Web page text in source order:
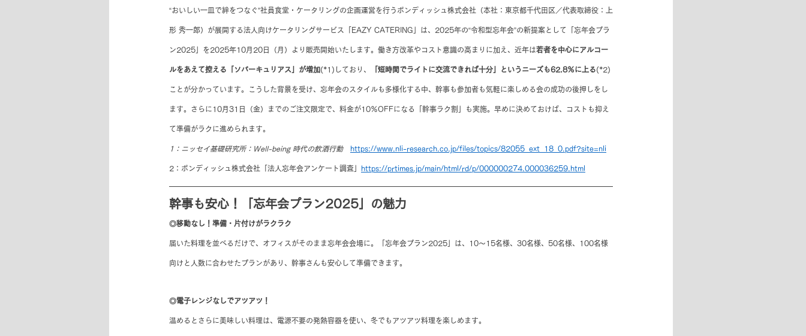
“おいしい一皿で絆をつなぐ”社員食堂・ケータリングの企画運営を行うボンディッシュ株式会社（本社：東京都千代田区／代表取締役：上
形 秀一郎）が展開する法人向けケータリングサービス「EAZY CATERING」は、2025年の“令和型忘年会”の新提案として「忘年会プラ
ン2025」を2025年10月20日（月）より販売開始いたします。働き方改革やコスト意識の高まりに加え、近年は若者を中心にアルコー
ルをあえて控える「ソバーキュリアス」が増加 (*1)しており、 「短時間でライトに交流できれば十分」というニーズも62.8％に上る(*2)
ことが分かっています。こうした背景を受け、忘年会のスタイルも多様化する中、幹事も参加者も気軽に楽しめる会の成功の後押しをし
ます。さらに10月31日（金）までのご注文限定で、料金が10％OFFになる「幹事ラク割」も実施。早めに決めておけば、コストも抑え
て準備がラクに進められます。
1：ニッセイ基礎研究所：Well-being 時代の飲酒行動 https://www.nli-research.co.jp/files/topics/82055_ext_18_0.pdf?site=nli
2：ボンディッシュ株式会社「法人忘年会アンケート調査」 https://prtimes.jp/main/html/rd/p/000000274.000036259.html
幹事も安心！「忘年会プラン2025」の魅力
◎移動なし！準備・片付けがラクラク
届いた料理を並べるだけで、オフィスがそのまま忘年会会場に。「忘年会プラン2025」は、10～15名様、30名様、50名様、100名様
向けと人数に合わせたプランがあり、幹事さんも安心して準備できます。
◎電子レンジなしでアツアツ！
温めるとさらに美味しい料理は、電源不要の発熱容器を使い、冬でもアツアツ料理を楽しめます。